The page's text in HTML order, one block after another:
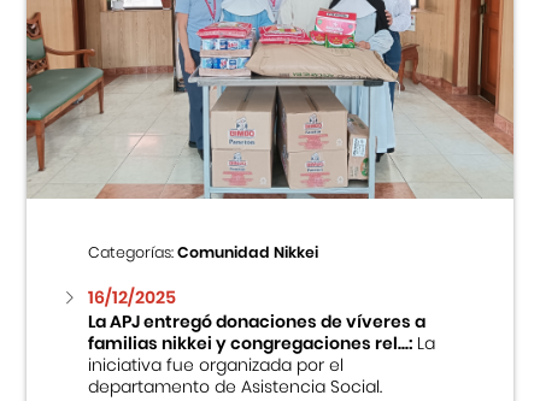
Categorías:Comunidad Nikkei
16/12/2025
La APJ entregó donaciones de víveres a
familias nikkei y congregaciones rel...:La
iniciativa fue organizada por el
departamento de Asistencia Social.